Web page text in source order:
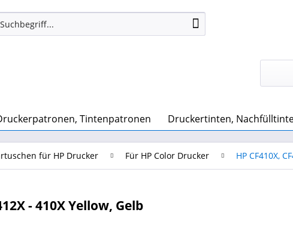
Tintenpatronen Druckertinten,
für HP Drucker Für HP Color Drucker HP CF410X,
- 410X Yellow, Gelb